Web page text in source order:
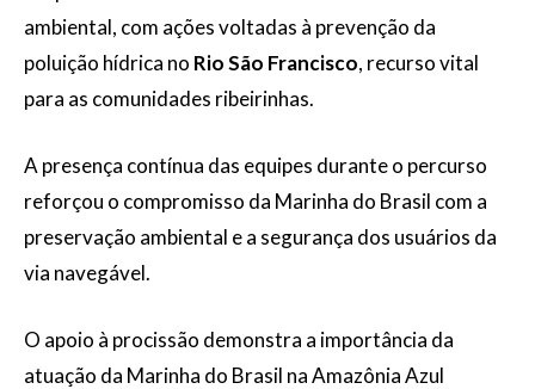
ambiental, com ações voltadas à prevenção da
poluição hídrica no Rio São Francisco, recurso vital
para as comunidades ribeirinhas.
A presença contínua das equipes durante o percurso
reforçou o compromisso da Marinha do Brasil com a
preservação ambiental e a segurança dos usuários da
via navegável.
O apoio à procissão demonstra a importância da
atuação da Marinha do Brasil na Amazônia Azul